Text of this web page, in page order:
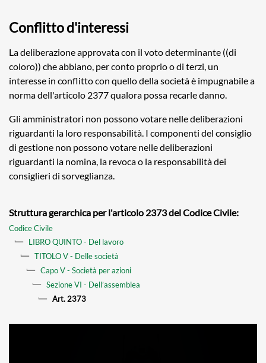
Conflitto d'interessi
La deliberazione approvata con il voto determinante ((di
coloro)) che abbiano, per conto proprio o di terzi, un
interesse in conflitto con quello della società è impugnabile a
norma dell'articolo 2377 qualora possa recarle danno.
Gli amministratori non possono votare nelle deliberazioni
riguardanti la loro responsabilità. I componenti del consiglio
di gestione non possono votare nelle deliberazioni
riguardanti la nomina, la revoca o la responsabilità dei
consiglieri di sorveglianza.
Struttura gerarchica per l'articolo 2373 del Codice Civile:
Codice Civile
LIBRO QUINTO - Del lavoro
TITOLO V - Delle società
Capo V - Società per azioni
Sezione VI - Dell’assemblea
Art. 2373